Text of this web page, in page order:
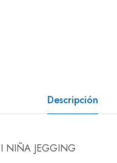
Descripción
NIÑA JEGGING